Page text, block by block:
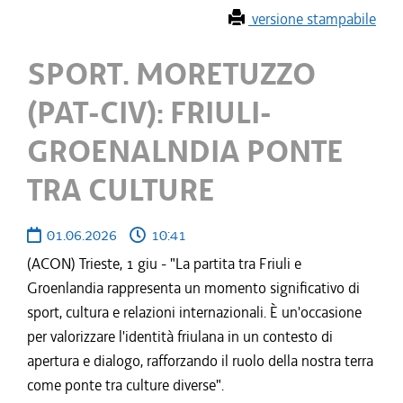
versione stampabile
SPORT. MORETUZZO
(PAT-CIV): FRIULI-
GROENALNDIA PONTE
TRA CULTURE
01.06.2026
10:41
(ACON) Trieste, 1 giu - "La partita tra Friuli e
Groenlandia rappresenta un momento significativo di
sport, cultura e relazioni internazionali. È un'occasione
per valorizzare l'identità friulana in un contesto di
apertura e dialogo, rafforzando il ruolo della nostra terra
come ponte tra culture diverse".